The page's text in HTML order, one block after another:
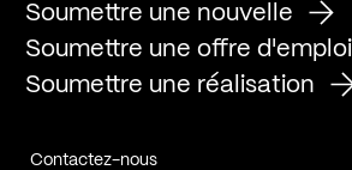
Soumettre une nouvelle
Soumettre une offre d'emploi
Soumettre une réalisation
Contactez-nous